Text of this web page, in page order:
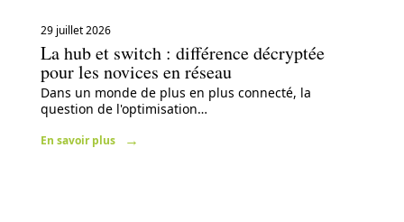
29 juillet 2026
La hub et switch : différence décryptée
pour les novices en réseau
Dans un monde de plus en plus connecté, la
question de l'optimisation…
En savoir plus